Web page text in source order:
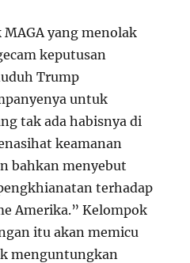
yang menolak
keputusan
Trump
untuk
tak ada habisnya di
keamanan
bahkan menyebut
terhadap
Amerika.” Kelompok
itu akan memicu
menguntungkan